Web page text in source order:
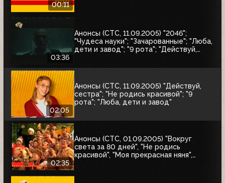
00:11
03:36
Анонсы (СТС, 11.09.2005) "2046";
"Чудеса науки"; "Зачарованные"; "Люба,
дети и завод"; "9 рота"; "Действуй,
02:05
Анонсы (СТС, 11.09.2005) "Действуй,
сестра"; "Не родись красивой"; "9
рота"; "Люба, дети и завод"
02:35
Анонсы (СТС, 01.09.2005) "Вокруг
света за 80 дней", "Не родись
красивой", "Моя прекрасная няня",